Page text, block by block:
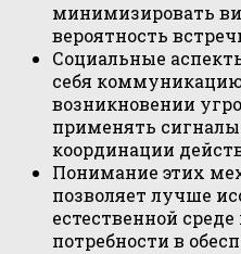
минимизировать
вероятность
Социальные
себя
возникновении
применять
координации
Понимание этих
позволяет лучше
естественной
потребности в